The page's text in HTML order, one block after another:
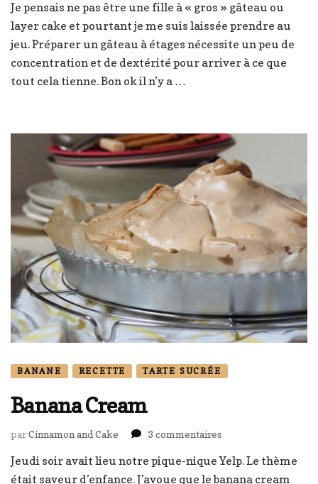
Cake
ou
gâteau
Je pensais ne pas être une fille à « gros » gâteau ou
layer cake et pourtant je me suis laissée prendre au
jeu. Préparer un gâteau à étages nécessite un peu de
concentration et de dextérité pour arriver à ce que
tout cela tienne. Bon ok il n’y a …
BANANE RECETTE TARTE SUCRÉE
Banana Cream
parCinnamon and Cake 3 commentairessur
Cream
Jeudi soir avait lieu notre pique-nique Yelp. Le thème
était saveur d’enfance. J’avoue que le banana cream